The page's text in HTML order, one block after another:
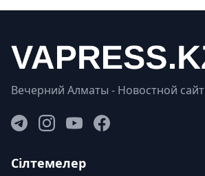
Вечерний Алматы - Новостной сайт
Сілтемелер